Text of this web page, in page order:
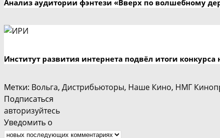
Анализ аудитории фэнтези «Вверх по волшебному
Институт развития интернета подвёл итоги
Метки: Вольга, Дистрибьюторы, Наше Кино, НМГ
Подписаться
авторизуйтесь
Уведомить о